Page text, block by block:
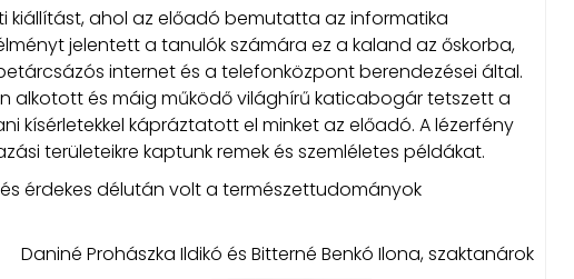
kiállítást, ahol az előadó bemutatta az informatika
jelentett a tanulók számára ez a kaland az őskorba,
internet és a telefonközpont berendezései által.
alkotott és máig működő világhírű katicabogár tetszett a
kísérletekkel kápráztatott el minket az előadó. A lézerfény
területeikre kaptunk remek és szemléletes példákat.
érdekes délután volt a természettudományok
Daniné Prohászka Ildikó és Bitterné Benkó Ilona, szaktanárok